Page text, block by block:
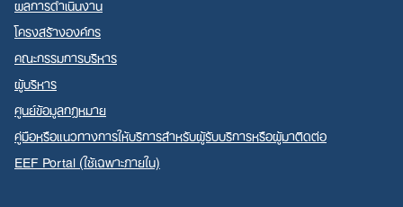
โครงสร้างองค์กร
คณะกรรมการบริหาร
ผู้บริหาร
ศูนย์ข้อมูลกฎหมาย
คู่มือหรือแนวทางการให้บริการสำหรับผู้รับบริการหรือผู้มาติดต่อ
EEF Portal (ใช้เฉพาะภายใน)